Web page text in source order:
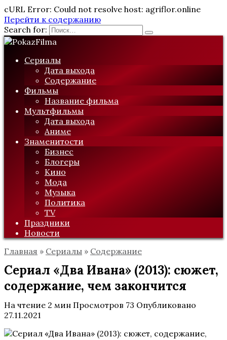
cURL Error: Could not resolve host: agriflor.online
Перейти к содержанию
Search for:
Сериалы
Дата выхода
Содержание
Фильмы
Название фильма
Мультфильмы
Дата выхода
Аниме
Знаменитости
Бизнес
Блогеры
Кино
Мода
Музыка
Политика
TV
Праздники
Новости
Главная » Сериалы » Содержание
Сериал «Два Ивана» (2013): сюжет,
содержание, чем закончится
На чтение 2 мин Просмотров 73 Опубликовано
27.11.2021